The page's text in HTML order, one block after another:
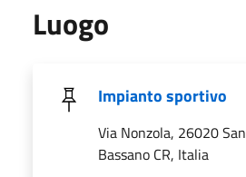
Luogo
Impianto sportivo
Via Nonzola, 26020 San
Bassano CR, Italia